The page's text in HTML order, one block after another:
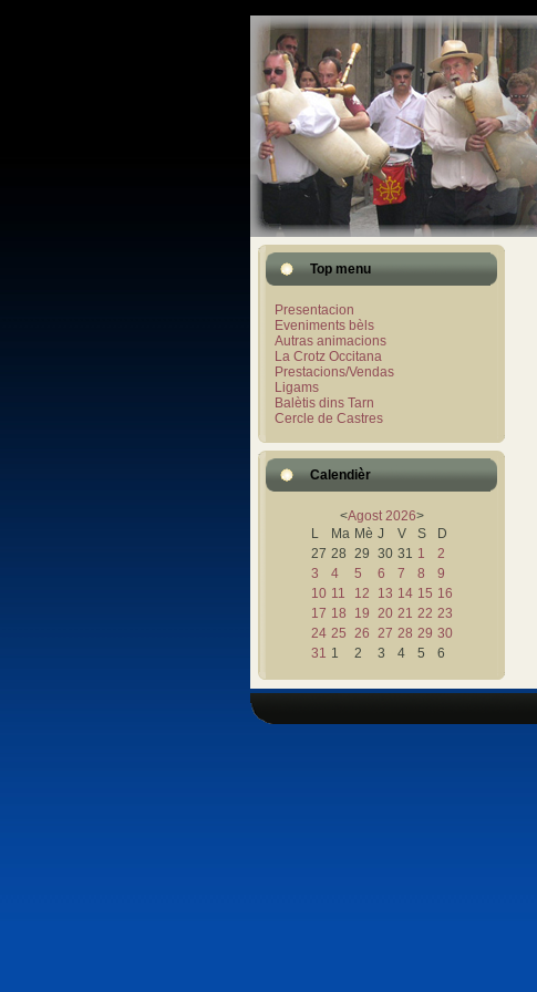
Top menu
Presentacion
Eveniments bèls
Autras animacions
La Crotz Occitana
Prestacions/Vendas
Ligams
Balètis dins Tarn
Cercle de Castres
Calendièr
<Agost 2026>
L
Ma Mè J V S
D
27 28 29 30 31 1
2
3
4 5 6 7 8
9
10 11 12 13 14 15 16
17 18 19 20 21 22 23
24 25 26 27 28 29 30
31 1 2 3 4 5 6